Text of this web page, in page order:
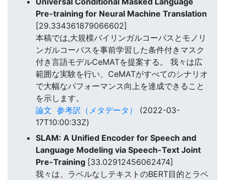
Pre-training for Neural Machine Translation
[29.334361879066602]
本稿では,大規模バイリンガルコーパスとモノリ
ンガルコーパスを事前学習した条件付きマスク
付き言語モデルCeMATを提案する。 我々は広
範囲な実験を行い、CeMATがすべてのシナリオ
で大幅なパフォーマンス向上を達成できること
を示します。
論文 参考訳（メタデータ）
(2022-03-
17T10:00:33Z)
SLAM: A Unified Encoder for Speech and
Language Modeling via Speech-Text Joint
Pre-Training [33.02912456062474]
我々は、ラベルなしテキストのBERT目的とラベ